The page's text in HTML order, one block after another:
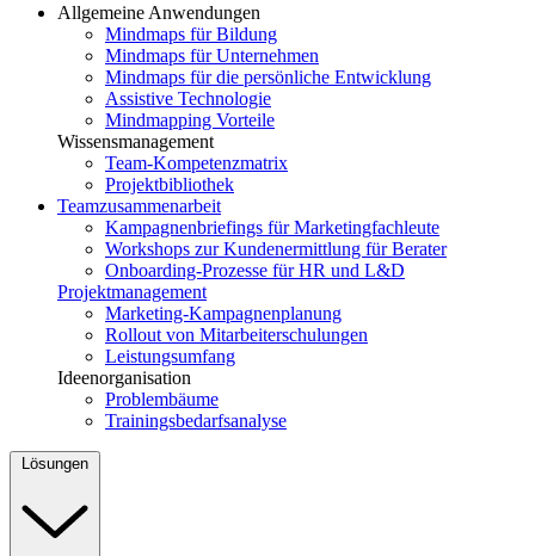
Allgemeine Anwendungen
Mindmaps für Bildung
Mindmaps für Unternehmen
Mindmaps für die persönliche Entwicklung
Assistive Technologie
Mindmapping Vorteile
Wissensmanagement
Team-Kompetenzmatrix
Projektbibliothek
Teamzusammenarbeit
Kampagnenbriefings für Marketingfachleute
Workshops zur Kundenermittlung für Berater
Onboarding-Prozesse für HR und L&D
Projektmanagement
Marketing-Kampagnenplanung
Rollout von Mitarbeiterschulungen
Leistungsumfang
Ideenorganisation
Problembäume
Trainingsbedarfsanalyse
Lösungen